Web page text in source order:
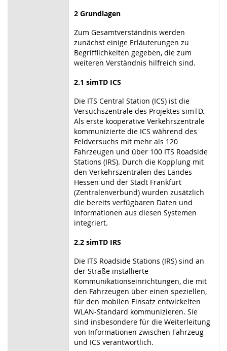
2 Grundlagen
Zum Gesamtverständnis werden
zunächst einige Erläuterungen zu
Begrifflichkeiten gegeben, die zum
weiteren Verständnis hilfreich sind.
2.1 simTD ICS
Die ITS Central Station (ICS) ist die
Versuchszentrale des Projektes simTD.
Als erste kooperative Verkehrszentrale
kommunizierte die ICS während des
Feldversuchs mit mehr als 120
Fahrzeugen und über 100 ITS Roadside
Stations (IRS). Durch die Kopplung mit
den Verkehrszentralen des Landes
Hessen und der Stadt Frankfurt
(Zentralenverbund) wurden zusätzlich
die bereits verfügbaren Daten und
Informationen aus diesen Systemen
integriert.
2.2 simTD IRS
Die ITS Roadside Stations (IRS) sind an
der Straße installierte
Kommunikationseinrichtungen, die mit
den Fahrzeugen über einen speziellen,
für den mobilen Einsatz entwickelten
WLAN-Standard kommunizieren. Sie
sind insbesondere für die Weiterleitung
von Informationen zwischen Fahrzeug
und ICS verantwortlich.